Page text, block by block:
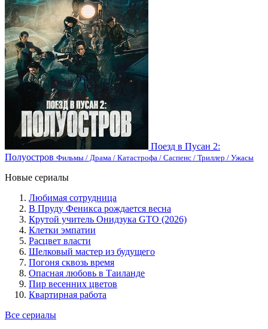
Поезд в Пусан 2:
Полуостров Фильмы / Драма / Катастрофа / Саспенс / Триллер / Ужасы
Новые сериалы
Любимая сотрудница
В Пруду Феникса рождается весна
Крутой учитель Онидзука GTO (2026)
Клетки эмпатии
Расцвет власти
Шелковый мастер из будущего
Погоня сквозь время
Опасная любовь в Таиланде
Пир весенних цветов
Квартирная работа
Все сериалы